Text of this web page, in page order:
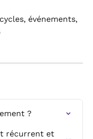
événements,
?
récurrent et